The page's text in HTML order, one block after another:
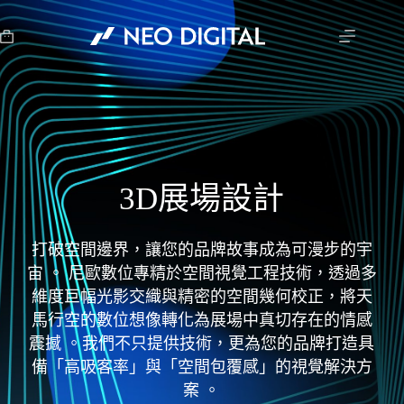
3D展場設計
打破空間邊界，讓您的品牌故事成為可漫步的宇
宙 。 尼歐數位專精於空間視覺工程技術，透過多
維度巨幅光影交織與精密的空間幾何校正，將天
馬行空的數位想像轉化為展場中真切存在的情感
震撼 。我們不只提供技術，更為您的品牌打造具
備「高吸客率」與「空間包覆感」的視覺解決方
案 。